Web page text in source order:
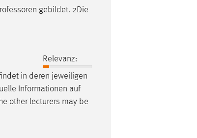
gebildet. 2Die
Relevanz:
in deren jeweiligen
Informationen auf
other lecturers may be